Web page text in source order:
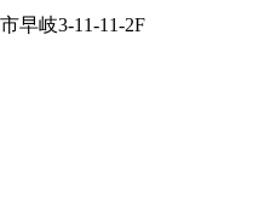
早岐3-11-11-2F